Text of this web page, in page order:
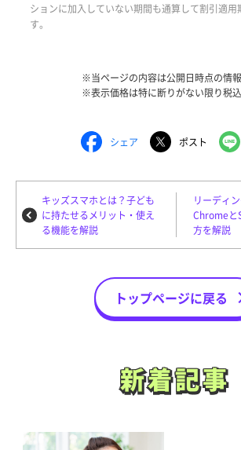
ションに加入していない期間も通算して割引適用
す。
※当ページの内容は公開日時点の情報
※表示価格は特に断りがない限り税込
シェア ポスト
キッズスマホとは？子ども
に持たせるメリット・使え
る機能を解説
リーディ
Chromeと
方を解説
トップページに戻る
新着記事
新着記事